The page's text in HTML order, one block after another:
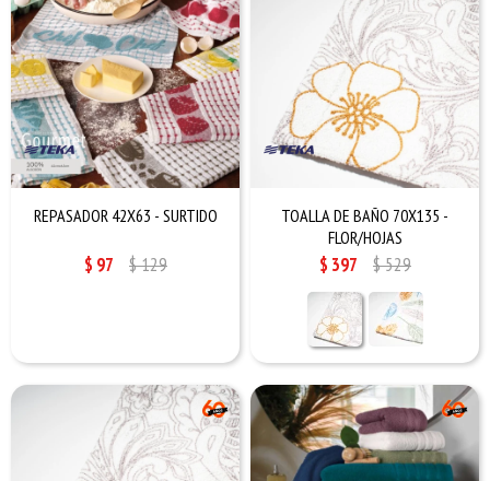
REPASADOR 42X63 - SURTIDO
$ 97 $129
TOALLA DE BAÑO 70X135 -
FLOR/HOJAS
$ 397 $529